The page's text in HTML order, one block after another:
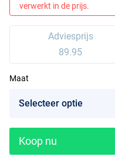
verwerkt in de prijs.
Adviesprijs
89.95
Maat
Koop nu